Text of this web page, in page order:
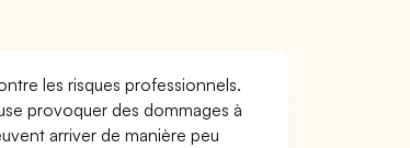
les risques professionnels.
provoquer des dommages à
arriver de manière peu